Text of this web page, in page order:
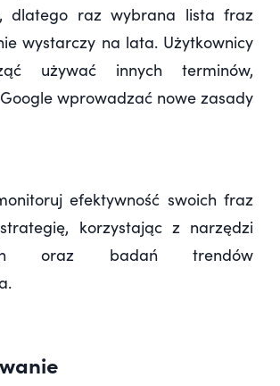
dlatego raz wybrana lista fraz
wystarczy na lata. Użytkownicy
używać innych terminów,
wprowadzać nowe zasady
efektywność swoich fraz
korzystając z narzędzi
oraz badań trendów